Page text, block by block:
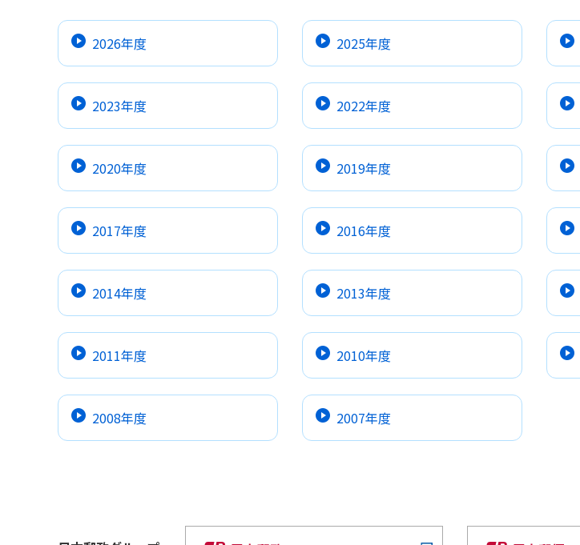
2026年度 2025年度
2023年度 2022年度
2020年度 2019年度
2017年度 2016年度
2014年度 2013年度
2011年度 2010年度
2008年度 2007年度